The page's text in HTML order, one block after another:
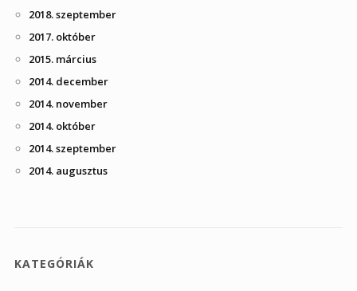
2018. szeptember
2017. október
2015. március
2014. december
2014. november
2014. október
2014. szeptember
2014. augusztus
KATEGÓRIÁK